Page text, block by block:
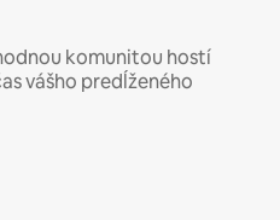
komunitou hostí
vášho predĺženého